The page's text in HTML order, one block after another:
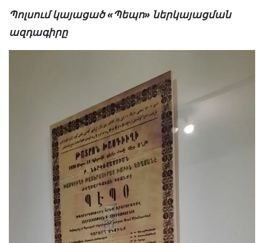
Պոլսում կայացած «Պեպո» ներկայացման
ազդագիրը